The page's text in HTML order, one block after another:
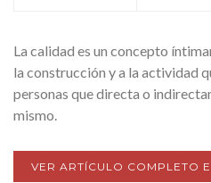
La calidad es un concepto
la construcción y a la actividad
personas que directa o
mismo.
VER ARTÍCULO COMPLETO